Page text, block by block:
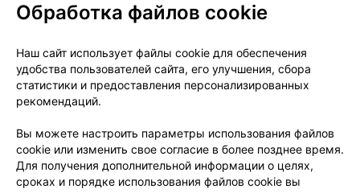
О проекте
Новости проекта
Размещение рекламы
Медицинский маркетинг
Публичный договор
Доставка
Способы оплаты
Вакансии
Партнеры
Написать руководителю 103.by
Написать в поддержку
Обработка файлов cookie
Наш сайт использует файлы cookie для обеспечения
удобства пользователей сайта, его улучшения, сбора
статистики и предоставления персонализированных
рекомендаций.
Вы можете настроить параметры использования файлов
cookie или изменить свое согласие в более позднее время.
Для получения дополнительной информации о целях,
сроках и порядке использования файлов cookie вы